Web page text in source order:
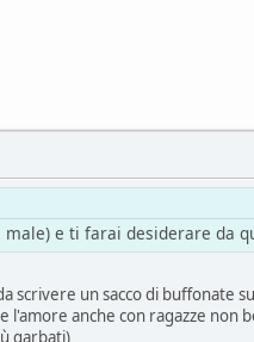
e ti farai desiderare da
scrivere un sacco di buffonate
l'amore anche con ragazze
garbati)